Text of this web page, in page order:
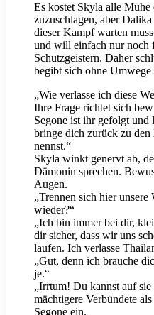
Es kostet Skyla alle
zuzuschlagen, aber
dieser Kampf warten
und will einfach nur noch
Schutzgeistern. Daher
begibt sich ohne
„Wie verlasse ich diese
Ihre Frage richtet sich
Segone ist ihr gefolgt
bringe dich zurück zu
nennst.“
Skyla winkt genervt ab,
Dämonin sprechen.
Augen.
„Trennen sich hier
wieder?“
„Ich bin immer bei dir,
dir sicher, dass wir uns
laufen. Ich verlasse
„Gut, denn ich brauche
je.“
„Irrtum! Du kannst auf
mächtigere Verbündete
Segone ein.